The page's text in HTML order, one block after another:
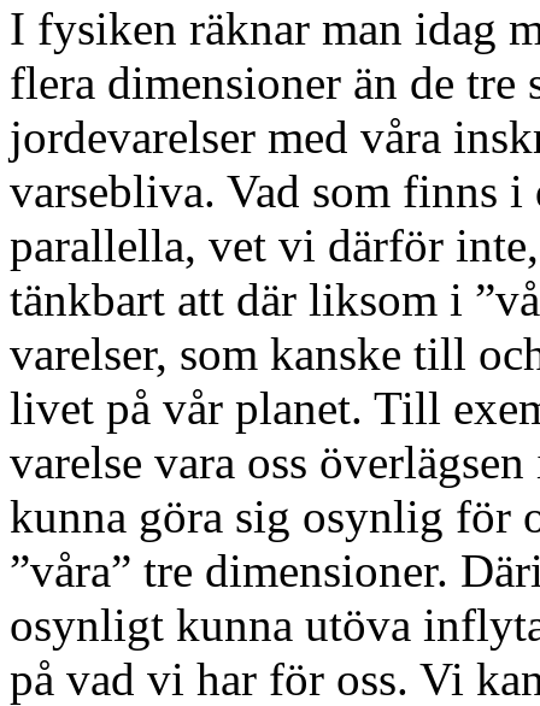
I fysiken räknar man idag
flera dimensioner än de tre
jordevarelser med våra
varsebliva. Vad som finns i
parallella, vet vi därför
tänkbart att där liksom i
varelser, som kanske till
livet på vår planet. Till
varelse vara oss
kunna göra sig osynlig för
”våra” tre dimensioner.
osynligt kunna utöva
på vad vi har för oss. Vi